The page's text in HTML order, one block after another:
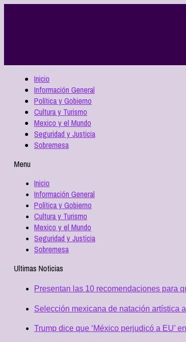
Inicio
Información General
Política y Gobierno
Cultura y Turismo
Mexico y el Mundo
Seguridad y Justicia
Sobremesa
Menu
Inicio
Información General
Política y Gobierno
Cultura y Turismo
Mexico y el Mundo
Seguridad y Justicia
Sobremesa
Ultimas Noticias
Presentan las 10 recomendaciones para
Selección mexicana de natación artística
Trump dice que ‘México perjudicó a EU’